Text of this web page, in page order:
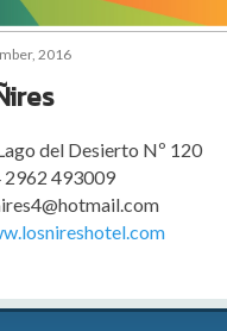
2016
del Desierto Nº 120
2962 493009